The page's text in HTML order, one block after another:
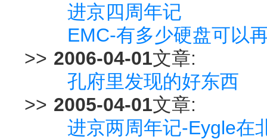
进京四周年记
EMC-有多少硬盘可以
>> 2006-04-01文章:
孔府里发现的好东西
>> 2005-04-01文章:
进京两周年记-Eygle在